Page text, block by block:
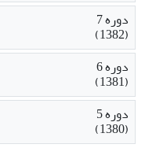
دوره 7
(1382)
دوره 6
(1381)
دوره 5
(1380)